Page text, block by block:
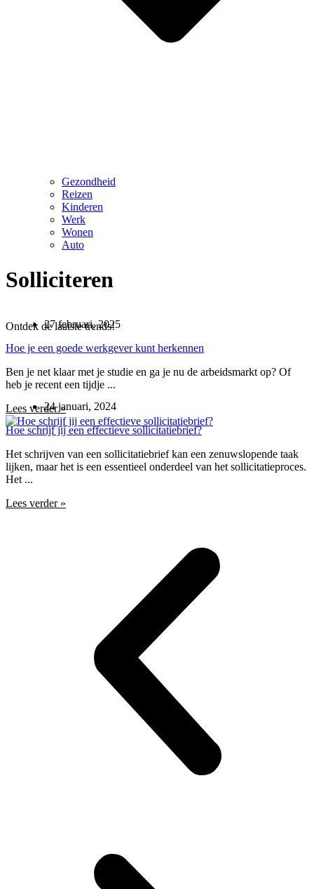
Gezondheid
Reizen
Kinderen
Werk
Wonen
Auto
Solliciteren
Ontdek de laatste trends!
27 februari, 2025
Hoe je een goede werkgever kunt herkennen
Ben je net klaar met je studie en ga je nu de arbeidsmarkt op? Of
heb je recent een tijdje ...
Lees verder »24 januari, 2024
Hoe schrijf jij een effectieve sollicitatiebrief?
Het schrijven van een sollicitatiebrief kan een zenuwslopende taak
lijken, maar het is een essentieel onderdeel van het sollicitatieproces.
Het ...
Lees verder »